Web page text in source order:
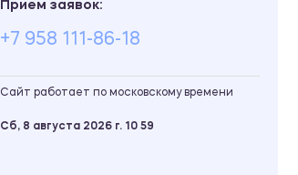
Прием заявок:
+7 958 111-86-18
Сайт работает по московскому времени
Сб, 8 августа 2026 г. 10 59